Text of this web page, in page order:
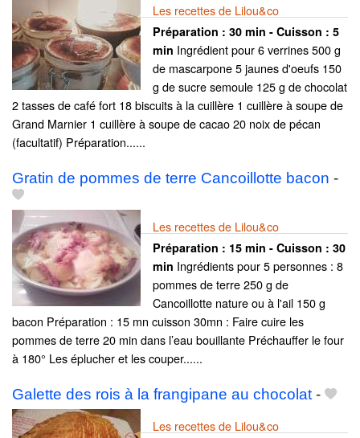
Les recettes de Lilou&co
Préparation : 30 min - Cuisson : 5
min Ingrédient pour 6 verrines 500 g
de mascarpone 5 jaunes d'oeufs 150
g de sucre semoule 125 g de chocolat
2 tasses de café fort 18 biscuits à la cuillère 1 cuillère à soupe de
Grand Marnier 1 cuillère à soupe de cacao 20 noix de pécan
(facultatif) Préparation......
Gratin de pommes de terre Cancoillotte bacon -
Les recettes de Lilou&co
Préparation : 15 min - Cuisson : 30
min Ingrédients pour 5 personnes : 8
pommes de terre 250 g de
Cancoillotte nature ou à l'ail 150 g
bacon Préparation : 15 mn cuisson 30mn : Faire cuire les
pommes de terre 20 min dans l’eau bouillante Préchauffer le four
à 180° Les éplucher et les couper......
Galette des rois à la frangipane au chocolat -
Les recettes de Lilou&co